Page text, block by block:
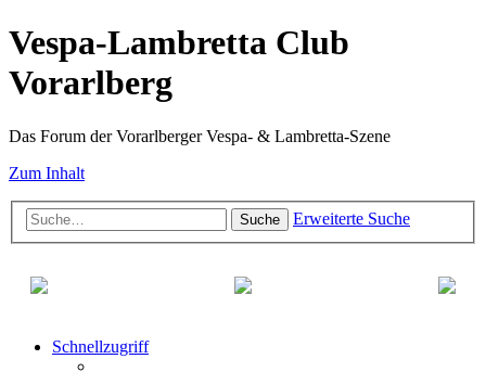
Vespa-Lambretta Club
Vorarlberg
Das Forum der Vorarlberger Vespa- & Lambretta-Szene
Zum Inhalt
Suche Erweiterte Suche
Schnellzugriff